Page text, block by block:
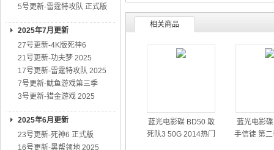
5号更新-雷霆特攻队 正式版
2025年7月更新
27号更新-4K版死神6
21号更新-功夫梦 2025
17号更新-雷霆特攻队 2025
7号更新-鱿鱼游戏第三季
3号更新-猎金游戏 2025
2025年6月更新
23号更新-死神6 正式版
16号更新-黑帮领地 2025
相关商品
蓝光电影碟 BD50 敢
死队3 50G 2014热门
蓝光电影
手信徒 第